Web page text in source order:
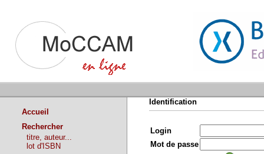
Accueil
Rechercher
titre, auteur...
lot d'ISBN
Identification
Login
Mot de passe